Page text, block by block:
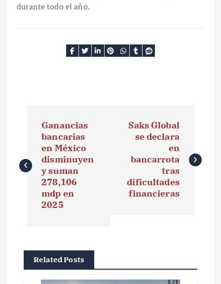
durante todo el año.
v
e
ó
Ganancias
bancarias
en México
disminuyen
y suman
278,106
mdp en
2025
Saks Global
se declara
en
bancarrota
tras
dificultades
financieras
Related Posts